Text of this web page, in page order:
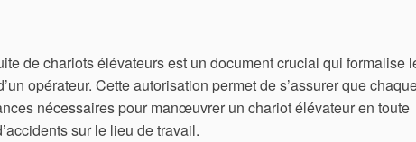
de chariots élévateurs est un document crucial qui formalise
opérateur. Cette autorisation permet de s’assurer que
nécessaires pour manœuvrer un chariot élévateur en toute
sur le lieu de travail.